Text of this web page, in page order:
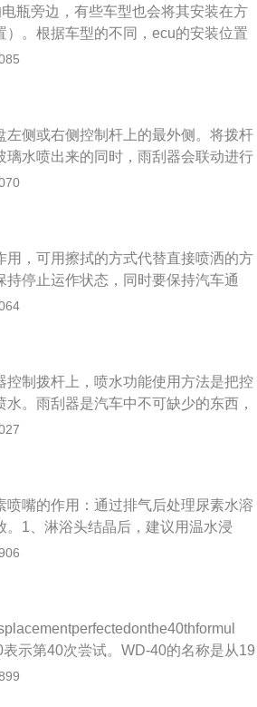
瓶旁边，有些车型也会将其安装在方
。根据车型的不同，ecu的安装位置
脑，通过ecu可以实现汽车对变速箱、
门和刹车紊乱等症状。这种情况需要
和维修，防止在用车过程中出现安全
一般在6.5V-16V之间，工作温度在零
振动，所以一般来说ecu不容易损坏，
侧或右侧控制杆上的最外侧。将拨杆
水喷出来的同时，雨刮器会联动进行
最好先喷玻璃水再刮，这样可以延长
如果发现玻璃水没有喷出，只是雨刮
就得看看玻璃水报警灯有没有亮起，
盖，查看储液罐还有多少玻璃水，需
处于正常位置，那么玻璃水无法喷出
交给4s店或专业维修店进行检修。
，可用擦拭的方式代替直接喷洒的方
停止运作状态，同时要保持汽车通
给车消毒的注意事项是：1、酒精属
喷洒车内其他隐藏或者擦不到的地
者不要将车窗关闭，防止随气温升高
制拨杆上，喷水功能使用方法是把控
。雨刮器是汽车中不可缺少的东西，
尘土，对于行车安全具有重要作用。
源来自电动机，是整个雨刮器系统的
嘴的作用：通过排气后处理尿素水溶
1、淋浴头结晶后，建议用温水浸
水和矿泉水。其中含有的矿物质容易
物喷射到排气管中，使液体雾化蒸发，
示第40次尝试。WD-40的名称是从19
记上直接取的名词。wd40除锈剂功能